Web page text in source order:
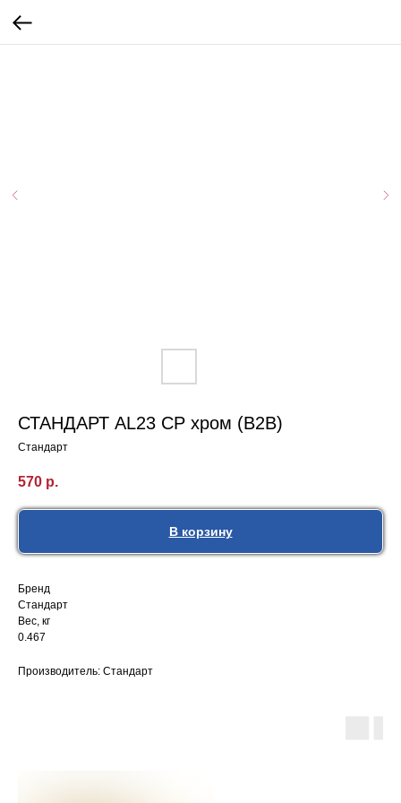
СТАНДАРТ AL23 CP хром (B2B)
Стандарт
570 р.
В корзину
Бренд
Стандарт
Вес, кг
0.467
Производитель: Стандарт